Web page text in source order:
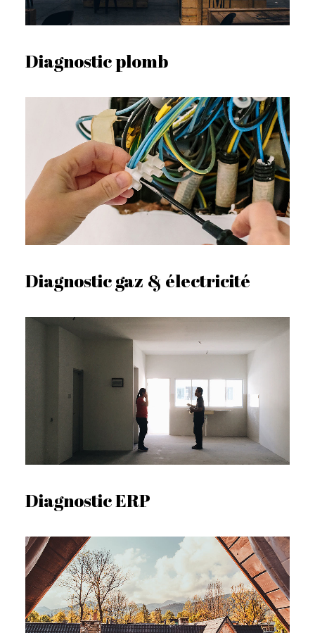
Diagnostic plomb
Diagnostic gaz & électricité
Diagnostic ERP